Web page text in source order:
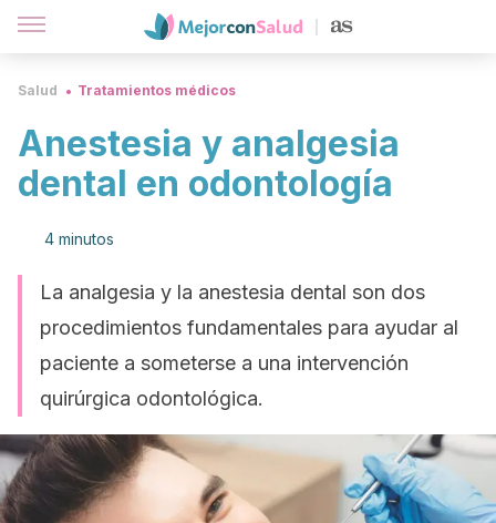
Salud Tratamientos médicos
Anestesia y analgesia
dental en odontología
4 minutos
La analgesia y la anestesia dental son dos
procedimientos fundamentales para ayudar al
paciente a someterse a una intervención
quirúrgica odontológica.